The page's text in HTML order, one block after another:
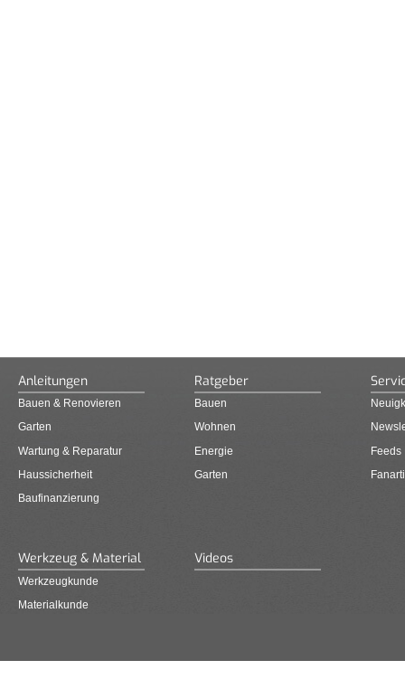
Anleitungen
Bauen & Renovieren
Garten
Wartung & Reparatur
Haussicherheit
Baufinanzierung
Ratgeber
Bauen
Wohnen
Energie
Garten
Feeds
Werkzeug & Material
Werkzeugkunde
Materialkunde
Videos